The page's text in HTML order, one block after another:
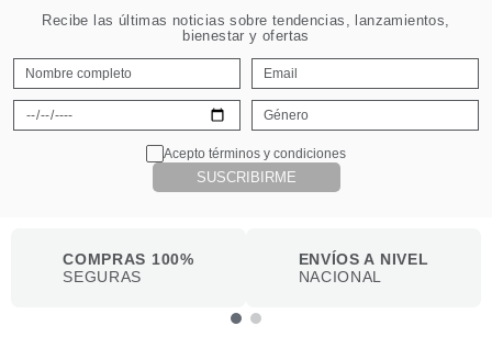
Recibe las últimas noticias sobre tendencias, lanzamientos,
bienestar y ofertas
Acepto términos y condiciones
SUSCRIBIRME
COMPRAS 100%
SEGURAS
ENVÍOS A NIVEL
NACIONAL